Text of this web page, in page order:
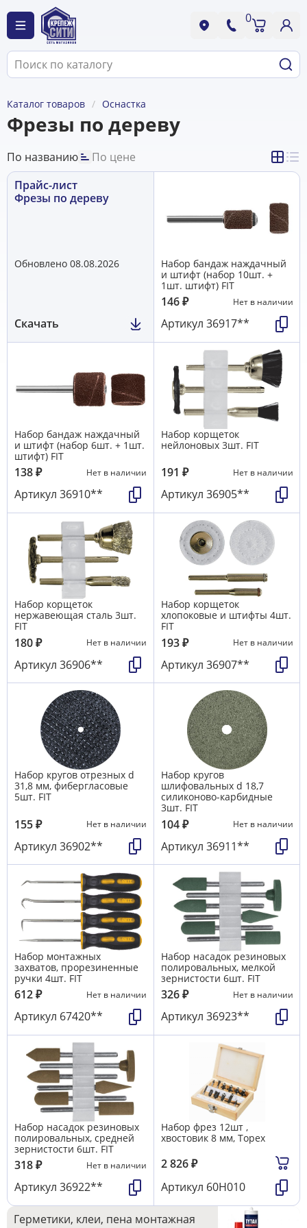
0
Каталог товаров Оснастка
Фрезы по дереву
По названию
По цене
Прайс-лист
Фрезы по дереву
Обновлено 08.08.2026
Скачать
Набор бандаж наждачный
и штифт (набор 10шт. +
1шт. штифт) FIT
146₽ Нет в наличии
Артикул 36917**
Набор бандаж наждачный
и штифт (набор 6шт. + 1шт.
штифт) FIT
138₽ Нет в наличии
Артикул 36910**
Набор корщеток
нейлоновых 3шт. FIT
191 ₽ Нет в наличии
Артикул 36905**
Набор корщеток
нержавеющая сталь 3шт.
FIT
180₽ Нет в наличии
Артикул 36906**
Набор корщеток
хлопоковые и штифты 4шт.
FIT
193₽ Нет в наличии
Артикул 36907**
Набор кругов отрезных d
31,8 мм, фибергласовые
5шт. FIT
155₽ Нет в наличии
Артикул 36902**
Набор кругов
шлифовальных d 18,7
силиконово-карбидные
3шт. FIT
104₽ Нет в наличии
Артикул 36911**
Набор монтажных
захватов, прорезиненные
ручки 4шт. FIT
612₽ Нет в наличии
Артикул 67420**
Набор насадок резиновых
полировальных, мелкой
зернистости 6шт. FIT
326₽ Нет в наличии
Артикул 36923**
Набор насадок резиновых
полировальных, средней
зернистости 6шт. FIT
318₽ Нет в наличии
Артикул 36922**
Набор фрез 12шт ,
хвостовик 8 мм, Topex
2 826₽
Артикул 60H010
Герметики, клеи, пена монтажная